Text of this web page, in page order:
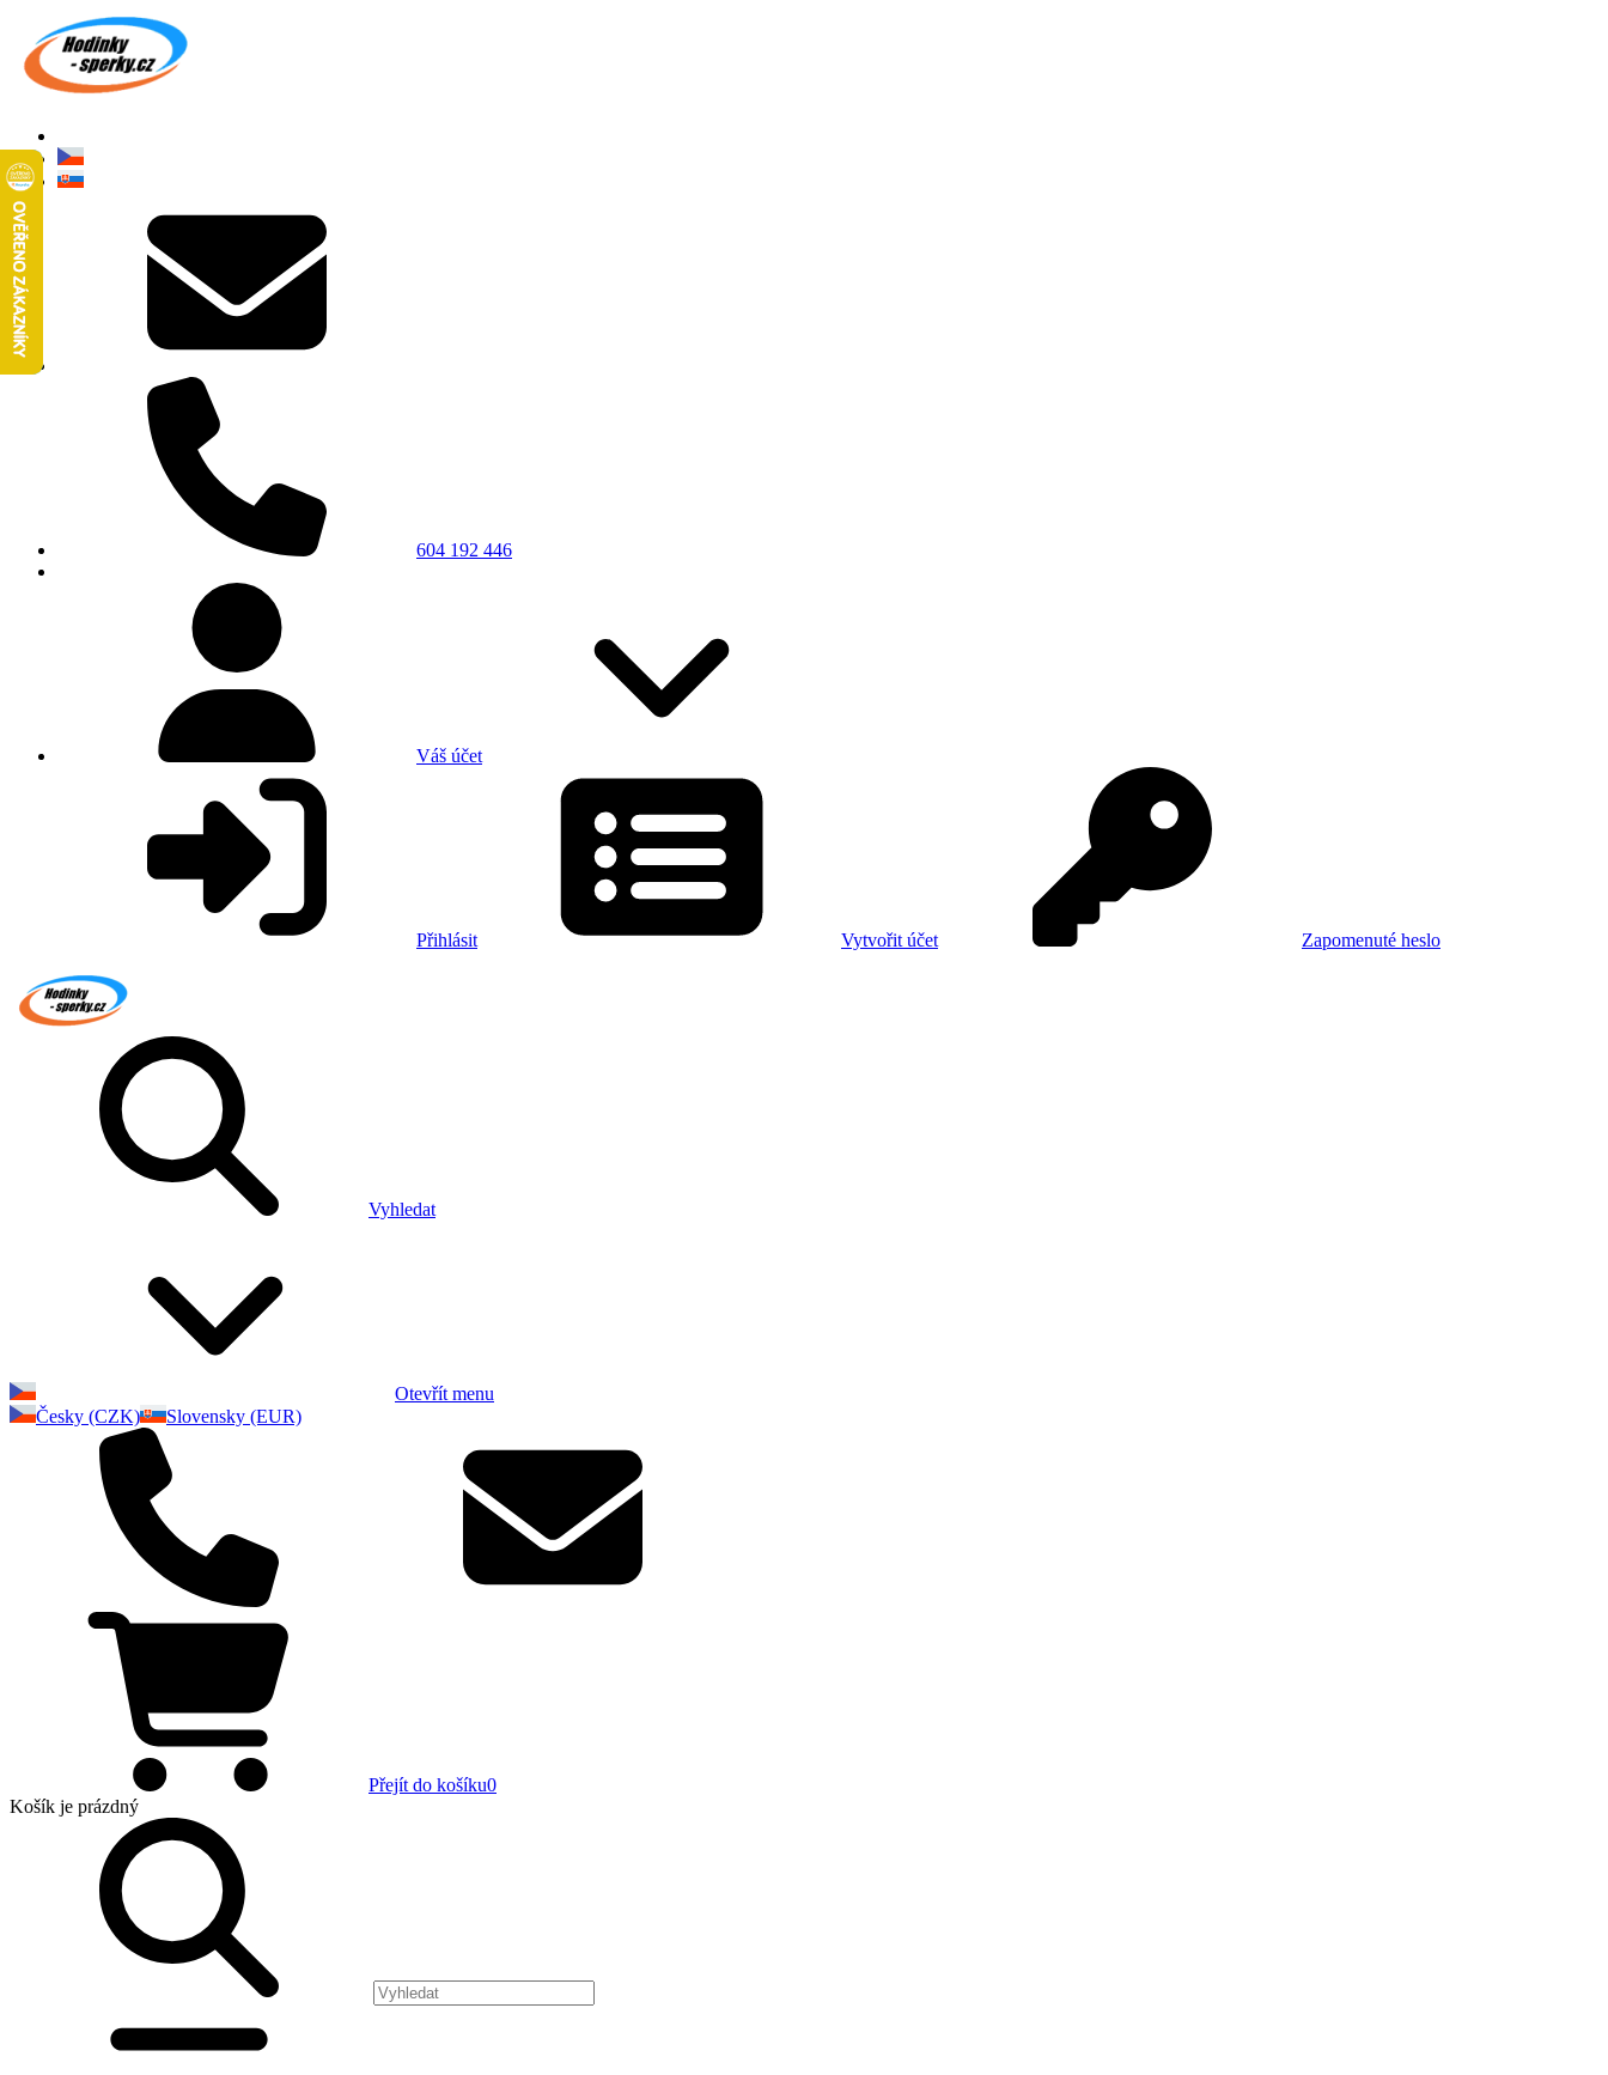
604 192 446
Váš účet
Přihlásit Vytvořit účet Zapomenuté heslo
Vyhledat
Otevřít menu
Česky (CZK)
Slovensky (EUR)
Přejít do košíku0
Košík je prázdný